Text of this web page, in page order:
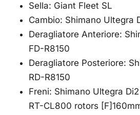
Sella: Giant Fleet SL
Cambio: Shimano Ultegra
Deragliatore Anteriore:
FD-R8150
Deragliatore Posteriore:
RD-R8150
Freni: Shimano Ultegra
RT-CL800 rotors